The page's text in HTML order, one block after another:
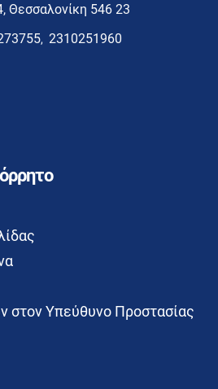
Θεσσαλονίκη 546 23
, 2310251960
Υπεύθυνο Προστασίας